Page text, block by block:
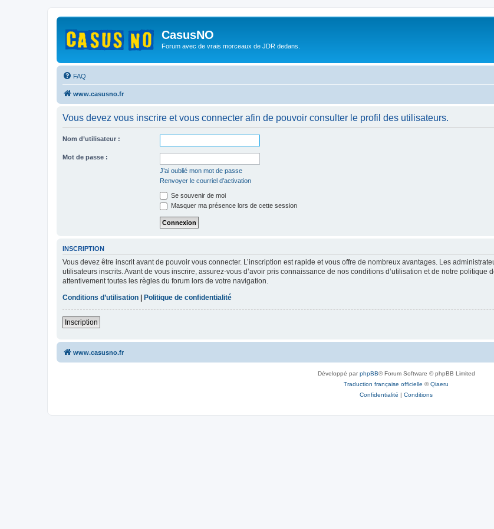
CasusNO
Forum avec de vrais morceaux de JDR dedans.
FAQ
www.casusno.fr
Vous devez vous inscrire et vous connecter afin de pouvoir consulter le profil des utilisateurs.
Nom d’utilisateur :
Mot de passe :
J’ai oublié mon mot de passe
Renvoyer le courriel d’activation
Se souvenir de moi
Masquer ma présence lors de cette session
INSCRIPTION
Vous devez être inscrit avant de pouvoir vous connecter. L’inscription est rapide et vous offre de nombreux avantages. Les
utilisateurs inscrits. Avant de vous inscrire, assurez-vous d’avoir pris connaissance de nos conditions d’utilisation et de notre
attentivement toutes les règles du forum lors de votre navigation.
Conditions d’utilisation
Politique de confidentialité
Inscription
www.casusno.fr
Développé parphpBB® Forum Software © phpBB Limited
Traduction française officielle ©Qiaeru
Confidentialité | Conditions